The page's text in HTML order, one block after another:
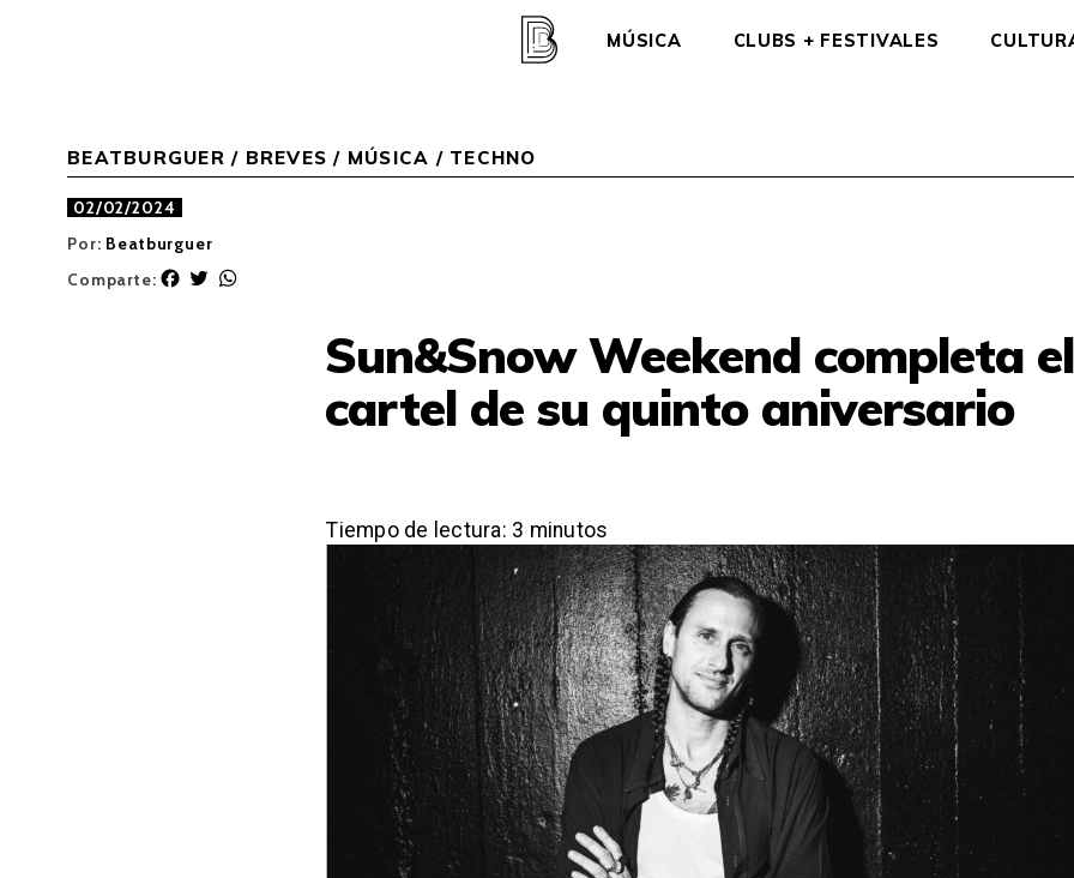
MÚSICA CLUBS + FESTIVALES
BEATBURGUER / BREVES / MÚSICA / TECHNO
02/02/2024
Por: Beatburguer
Comparte:
F
T
Sun&Snow Weekend completa el
cartel de su quinto aniversario
Tiempo de lectura: 3 minutos